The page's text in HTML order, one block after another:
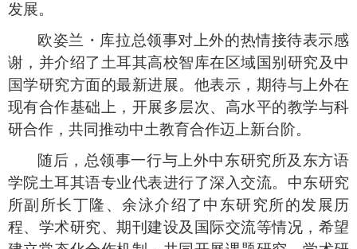
发展。
欧姿兰 ・ 库拉总领事对上外的热情接待表示感
谢，并介绍了土耳其高校智库在区域国别研究及中
国学研究方面的最新进展。 他表示， 期待与上外在
现有合作基础上，开展多层次、高水平的教学与科
研合作，共同推动中土教育合作迈上新台阶。
随后，总领事一行与上外中东研究所及 东方语
学院土耳其语专业代表进行了深入交流。中东研究
所副所长丁隆、余泳介绍了中东研究所的发展历
程、学术研究、期刊建设及国际交流等情况，希望